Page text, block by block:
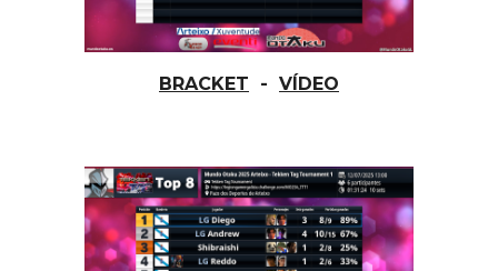
BRACKET - VÍDEO